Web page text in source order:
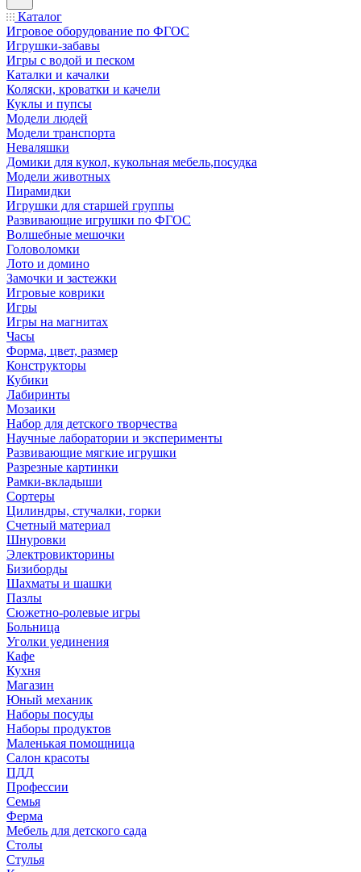
Каталог
Игровое оборудование по ФГОС
Игрушки-забавы
Игры с водой и песком
Каталки и качалки
Коляски, кроватки и качели
Куклы и пупсы
Модели людей
Модели транспорта
Неваляшки
Домики для кукол, кукольная мебель,посудка
Модели животных
Пирамидки
Игрушки для старшей группы
Развивающие игрушки по ФГОС
Волшебные мешочки
Головоломки
Лото и домино
Замочки и застежки
Игровые коврики
Игры
Игры на магнитах
Часы
Форма, цвет, размер
Конструкторы
Кубики
Лабиринты
Мозаики
Набор для детского творчества
Научные лаборатории и эксперименты
Развивающие мягкие игрушки
Разрезные картинки
Рамки-вкладыши
Сортеры
Цилиндры, стучалки, горки
Счетный материал
Шнуровки
Электровикторины
Бизиборды
Шахматы и шашки
Пазлы
Сюжетно-ролевые игры
Больница
Уголки уединения
Кафе
Кухня
Магазин
Юный механик
Наборы посуды
Наборы продуктов
Маленькая помощница
Салон красоты
ПДД
Профессии
Семья
Ферма
Мебель для детского сада
Столы
Cтулья